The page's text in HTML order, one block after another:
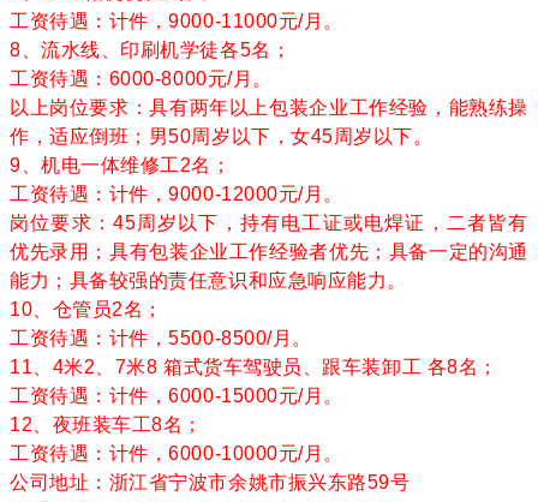
工资待遇：计件，9000-11000元/月。
8、流水线、印刷机学徒各5名；
工资待遇：6000-8000元/月。
以上岗位要求：具有两年以上包装企业工作经验，能熟练操
作，适应倒班；男50周岁以下，女45周岁以下。
9、机电一体维修工2名；
工资待遇：计件，9000-12000元/月。
岗位要求：45周岁以下，持有电工证或电焊证，二者皆有
优先录用；具有包装企业工作经验者优先；具备一定的沟通
能力；具备较强的责任意识和应急响应能力。
10、仓管员2名；
工资待遇：计件，5500-8500/月。
11、4米2、7米8 箱式货车驾驶员、跟车装卸工 各8名；
工资待遇：计件，6000-15000元/月。
12、夜班装车工8名；
工资待遇：计件，6000-10000元/月。
公司地址：浙江省宁波市余姚市振兴东路59号